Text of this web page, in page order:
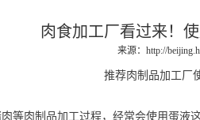
肉食加工厂看过来！
来源： http://
推荐肉制品加工厂
等肉制品加工过程，经常会使用蛋液